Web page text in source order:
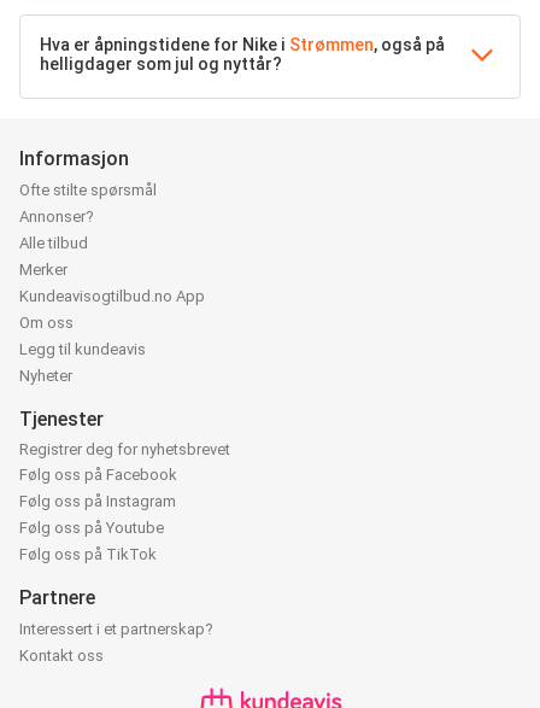
Hva er åpningstidene for Nike i Strømmen, også på
helligdager som jul og nyttår?
Informasjon
Ofte stilte spørsmål
Annonser?
Alle tilbud
Merker
Kundeavisogtilbud.no App
Om oss
Legg til kundeavis
Nyheter
Tjenester
Registrer deg for nyhetsbrevet
Følg oss på Facebook
Følg oss på Instagram
Følg oss på Youtube
Følg oss på TikTok
Partnere
Interessert i et partnerskap?
Kontakt oss